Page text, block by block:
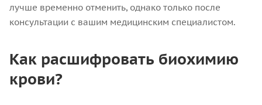
лучше временно отменить, однако только после
консультации с вашим медицинским специалистом.
Как расшифровать биохимию
крови?